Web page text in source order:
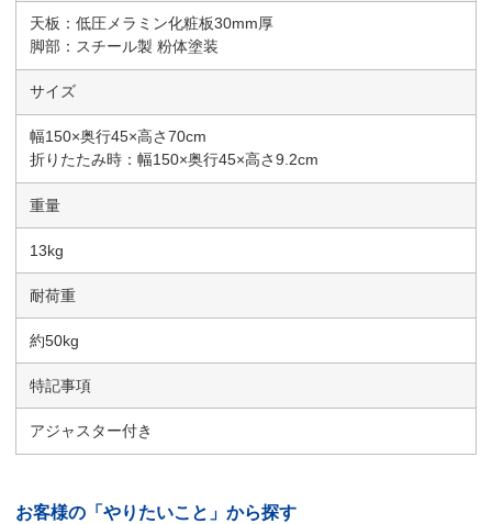
天板：低圧メラミン化粧板30mm厚
脚部：スチール製 粉体塗装
サイズ
幅150×奥行45×高さ70cm
折りたたみ時：幅150×奥行45×高さ9.2cm
重量
13kg
耐荷重
約50kg
特記事項
アジャスター付き
お客様の「やりたいこと」から探す